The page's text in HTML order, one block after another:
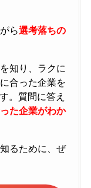
ら選考落ちの
知り、ラクに
合った企業を
。質問に答え
た企業がわか
るために、ぜ